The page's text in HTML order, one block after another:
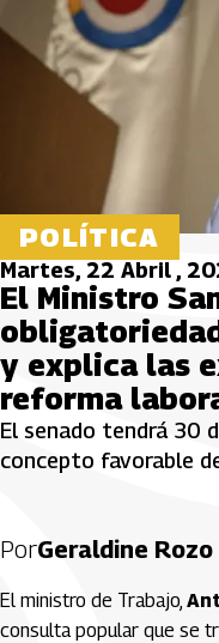
POLÍTICA
Martes, 22 Abril ,
El Ministro
y explica las
reforma
El senado tendrá 30
concepto favorable
PorGeraldine Rozo
El ministro de Trabajo,
consulta popular que se